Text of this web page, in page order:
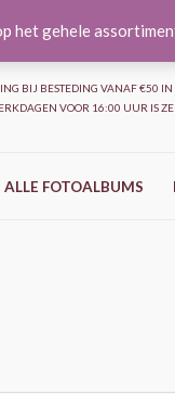
het gehele
BIJ BESTEDING VANAF €50
VOOR 16:00 UUR IS
ALLE FOTOALBUMS